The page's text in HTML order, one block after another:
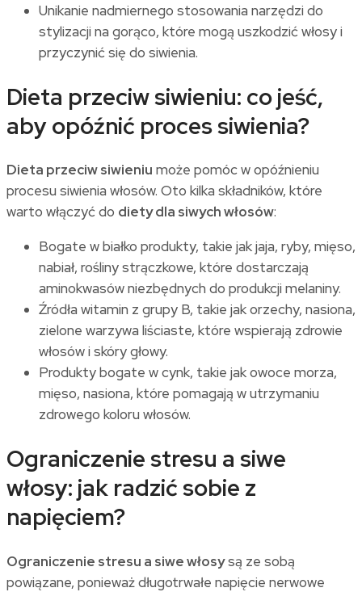
Unikanie nadmiernego stosowania narzędzi do
stylizacji na gorąco, które mogą uszkodzić włosy i
przyczynić się do siwienia.
Dieta przeciw siwieniu: co jeść,
aby opóźnić proces siwienia?
Dieta przeciw siwieniu może pomóc w opóźnieniu
procesu siwienia włosów. Oto kilka składników, które
warto włączyć do diety dla siwych włosów:
Bogate w białko produkty, takie jak jaja, ryby, mięso,
nabiał, rośliny strączkowe, które dostarczają
aminokwasów niezbędnych do produkcji melaniny.
Źródła witamin z grupy B, takie jak orzechy, nasiona,
zielone warzywa liściaste, które wspierają zdrowie
włosów i skóry głowy.
Produkty bogate w cynk, takie jak owoce morza,
mięso, nasiona, które pomagają w utrzymaniu
zdrowego koloru włosów.
Ograniczenie stresu a siwe
włosy: jak radzić sobie z
napięciem?
Ograniczenie stresu a siwe włosysą ze sobą
powiązane, ponieważ długotrwałe napięcie nerwowe